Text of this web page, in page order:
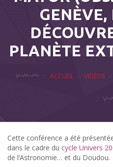
GENÈVE,
PLANÈTE
ACCUEIL VIDÉOS
Cette conférence a été
dans le cadre du cycle Univers
de l’Astronomie… et du Doudou.